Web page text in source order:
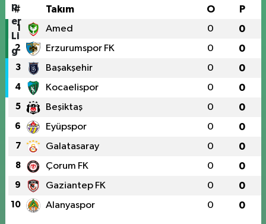
# Takım O P
1 Amed 0 0
2 Erzurumspor FK 0 0
3 Başakşehir 0 0
4 Kocaelispor 0 0
5 Beşiktaş 0 0
6 Eyüpspor 0 0
7 Galatasaray 0 0
8 Çorum FK 0 0
9 Gaziantep FK 0 0
10 Alanyaspor 0 0